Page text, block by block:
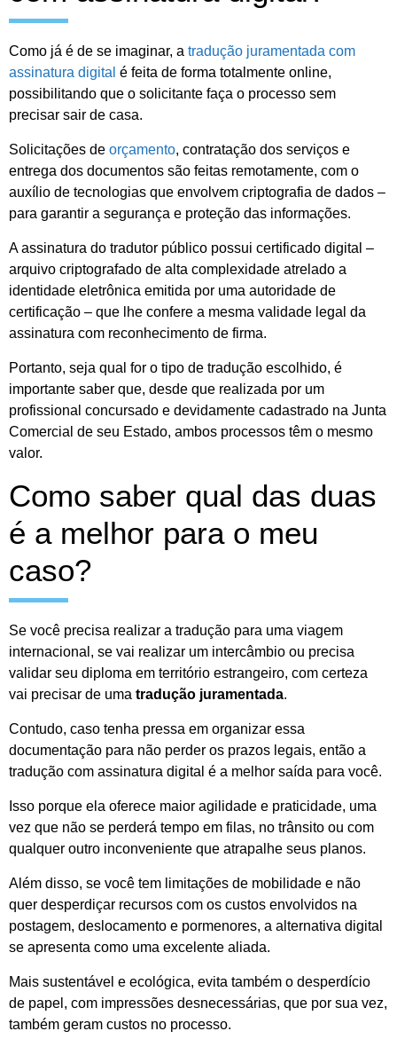
Como já é de se imaginar, a tradução juramentada com
assinatura digital é feita de forma totalmente online,
possibilitando que o solicitante faça o processo sem
precisar sair de casa.
Solicitações de orçamento, contratação dos serviços e
entrega dos documentos são feitas remotamente, com o
auxílio de tecnologias que envolvem criptografia de dados –
para garantir a segurança e proteção das informações.
A assinatura do tradutor público possui certificado digital –
arquivo criptografado de alta complexidade atrelado a
identidade eletrônica emitida por uma autoridade de
certificação – que lhe confere a mesma validade legal da
assinatura com reconhecimento de firma.
Portanto, seja qual for o tipo de tradução escolhido, é
importante saber que, desde que realizada por um
profissional concursado e devidamente cadastrado na Junta
Comercial de seu Estado, ambos processos têm o mesmo
valor.
Como saber qual das duas
é a melhor para o meu
caso?
Se você precisa realizar a tradução para uma viagem
internacional, se vai realizar um intercâmbio ou precisa
validar seu diploma em território estrangeiro, com certeza
vai precisar de uma tradução juramentada.
Contudo, caso tenha pressa em organizar essa
documentação para não perder os prazos legais, então a
tradução com assinatura digital é a melhor saída para você.
Isso porque ela oferece maior agilidade e praticidade, uma
vez que não se perderá tempo em filas, no trânsito ou com
qualquer outro inconveniente que atrapalhe seus planos.
Além disso, se você tem limitações de mobilidade e não
quer desperdiçar recursos com os custos envolvidos na
postagem, deslocamento e pormenores, a alternativa digital
se apresenta como uma excelente aliada.
Mais sustentável e ecológica, evita também o desperdício
de papel, com impressões desnecessárias, que por sua vez,
também geram custos no processo.